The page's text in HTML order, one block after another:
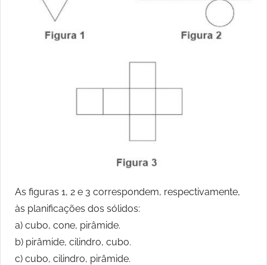
As figuras 1, 2 e 3 correspondem, respectivamente,
às planificações dos sólidos:
a) cubo, cone, pirâmide.
b) pirâmide, cilindro, cubo.
c) cubo, cilindro, pirâmide.